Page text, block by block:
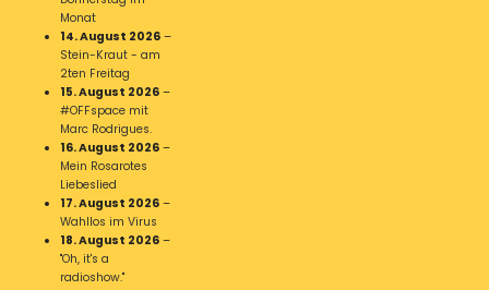
Monat
14. August 2026 –
Stein-Kraut - am
2ten Freitag
15. August 2026 –
#OFFspace mit
Marc Rodrigues.
16. August 2026 –
Mein Rosarotes
Liebeslied
17. August 2026 –
Wahllos im Virus
18. August 2026 –
"Oh, it's a
radioshow."